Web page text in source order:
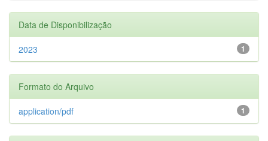
Data de Disponibilização
1
2023
Formato do Arquivo
1
application/pdf